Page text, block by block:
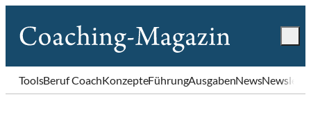
ToolsBeruf CoachKonzepteFührungAusgabenNews